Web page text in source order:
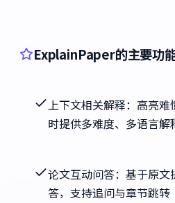
ExplainPaper的主要功
上下文相关解释：高亮
时提供多难度、多语言解
论文互动问答：基于原文
答，支持追问与章节跳转